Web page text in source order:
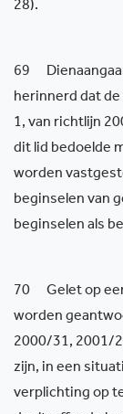
28).
69
herinnerd dat
1, van richtlijn
dit lid bedoelde
worden
beginselen van
beginselen als
70 Gelet op
worden
2000/31, 2001/
zijn, in een
verplichting op